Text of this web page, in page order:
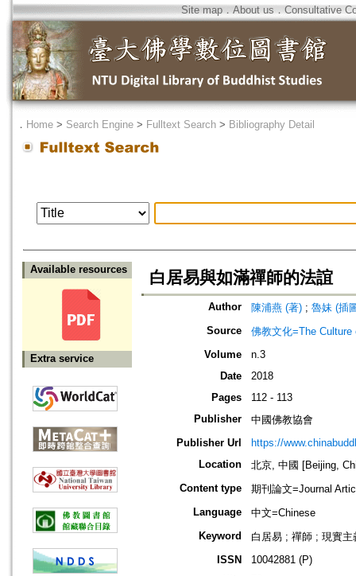
Site map．About us ． Consultative
． Home > Search Engine > Fulltext Search > Bibliography Detail
Available resources
Extra service
白居易與如滿禪師的法誼
Author 陳浦燕 (著) ; 魯妹 (插
Source
佛教文化=The
Volume
n.3
Date
2018
Pages
112 - 113
Publisher
中國佛教協會
Publisher Url
https://
Location
北京, 中國 [Beijing,
Content type
期刊論文=Journal
Language
中文=Chinese
Keyword
白居易 ; 禪師 ; 現實
ISSN
10042881 (P)